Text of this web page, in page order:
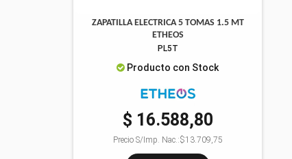
ZAPATILLA ELECTRICA 5 TOMAS 1.5 MT
ETHEOS
PL5T
Producto con Stock
$ 16.588,80
Precio S/Imp. Nac.:$13.709,75